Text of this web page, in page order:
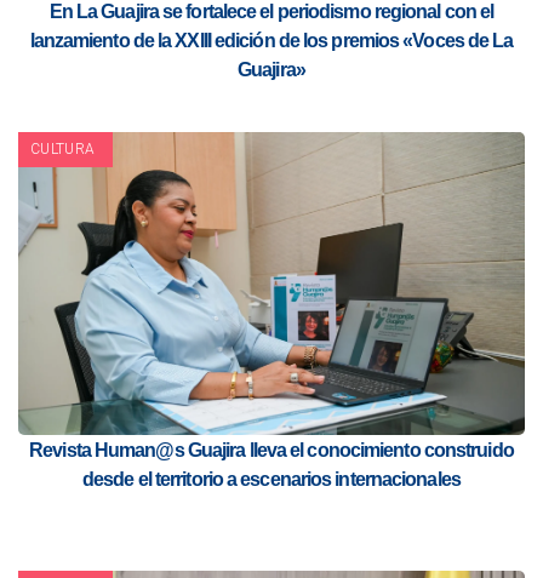
En La Guajira se fortalece el periodismo regional con el
lanzamiento de la XXIII edición de los premios «Voces de La
Guajira»
CULTURA
Revista Human@s Guajira lleva el conocimiento construido
desde el territorio a escenarios internacionales